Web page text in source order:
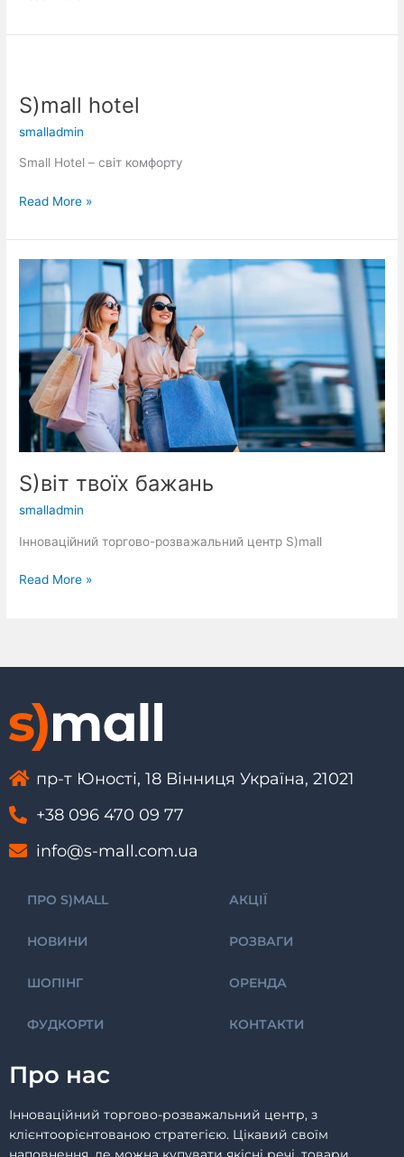
S)mall hotel
smalladmin
Small Hotel – світ комфорту
Read More »
S)віт твоїх бажань
smalladmin
Інноваційний торгово-розважальний центр S)mall​
S)віт твоїх
бажань
Read More »
пр-т Юності, 18 Вінниця Україна, 21021
+38 096 470 09 77
info@s-mall.com.ua
ПРО S)MALL
НОВИНИ
ШОПІНГ
ФУДКОРТИ
АКЦІЇ
РОЗВАГИ
ОРЕНДА
КОНТАКТИ
Про нас
Інноваційний торгово-розважальний центр, з
клієнтоорієнтованою стратегією. Цікавий своїм